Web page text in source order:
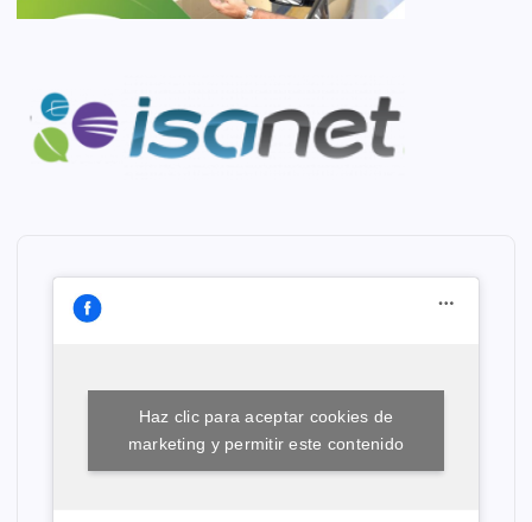
Haz clic para aceptar cookies de
marketing y permitir este contenido